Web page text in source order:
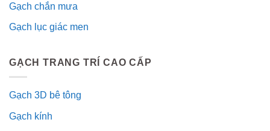
Gạch chắn mưa
Gạch lục giác men
GẠCH TRANG TRÍ CAO CẤP
Gạch 3D bê tông
Gạch kính